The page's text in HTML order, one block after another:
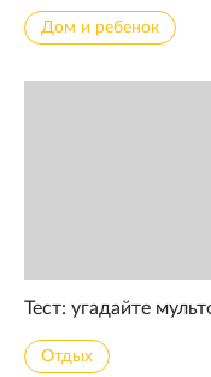
Дом и ребенок
Тест: угадайте
Отдых